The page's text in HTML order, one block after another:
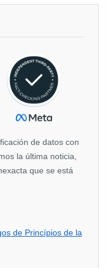
de datos con
la última noticia,
que se está
de Princípios de la